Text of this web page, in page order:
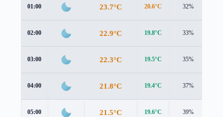
01:00 23.7°C 20.6°C 32%
02:00 22.9°C 19.8°C 33%
03:00 22.3°C 19.5°C 35%
04:00 21.8°C 19.4°C 37%
05:00 21.5°C 19.6°C 39%